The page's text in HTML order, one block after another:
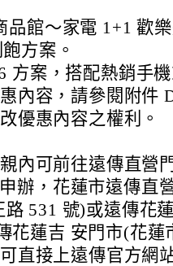
品館～家電 1+1 歡
方案。
方案，搭配熱銷手
內容，請參閱附件
優惠內容之權利。
內可前往遠傳直營
辦，花蓮市遠傳直
路 531 號)或遠傳花
花蓮吉 安門市(花
直接上遠傳官方網